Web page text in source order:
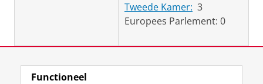
Tweede Kamer: 3
Europees Parlement: 0
Laatst gewijzigd: 06 maart 2026 10:01
Functioneel